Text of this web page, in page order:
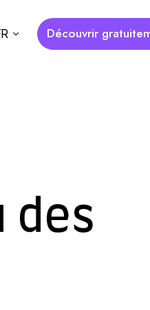
Découvrir
des